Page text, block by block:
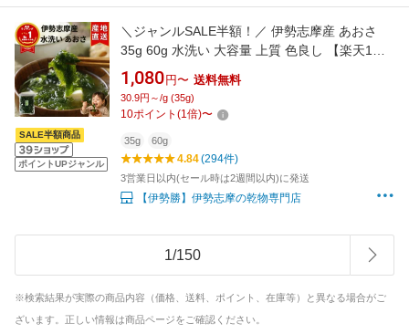
SALE半額商品
ポイントUPジャンル
＼ジャンルSALE半額！／ 伊勢志摩産 あおさ
35g 60g 水洗い 大容量 上質 色良し 【楽天1位!
高評価★4.89】 水優 青さ あおさのり 青さのり
味噌汁 みそ汁 伊勢 志摩 伊勢志摩 三重県産 国
産 乾燥 aosa そのまま使える みそ汁に入れるだ
1,080 円〜 送料無料
30.9円～/g (35g)
10ポイント (1倍)〜
35g 60g
4.84(294件)
3営業日以内(セール時は2週間以内)に発送
【伊勢勝】伊勢志摩の乾物専門店
1/150
※検索結果が実際の商品内容（価格、送料、ポイント、在庫等）と異なる場合がご
ざいます。正しい情報は商品ページをご確認ください。